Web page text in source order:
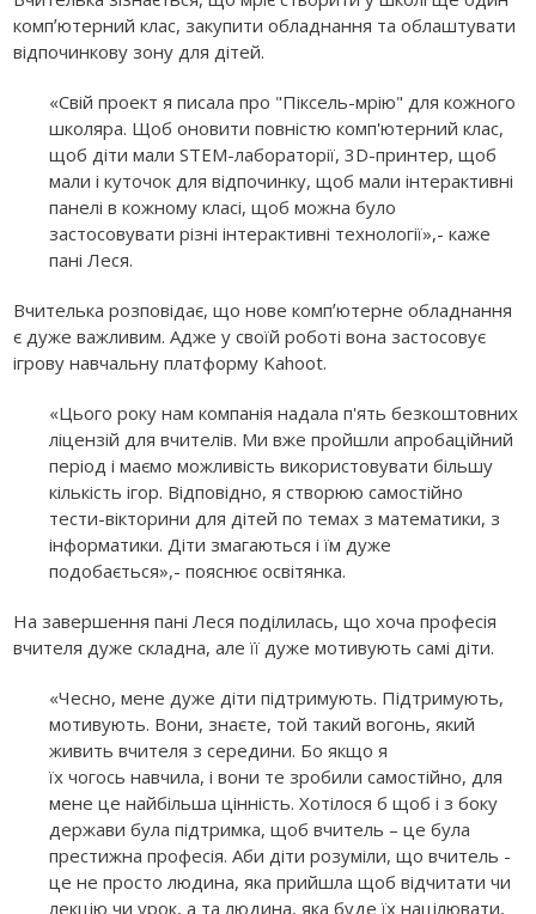
компʼютерний клас, закупити обладнання та облаштувати
відпочинкову зону для дітей.
«Свій проект я писала про "Піксель-мрію" для кожного
школяра. Щоб оновити повністю комп'ютерний клас,
щоб діти мали STEM-лабораторії, 3D-принтер, щоб
мали і куточок для відпочинку, щоб мали інтерактивні
панелі в кожному класі, щоб можна було
застосовувати різні інтерактивні технології»,- каже
пані Леся.
Вчителька розповідає, що нове компʼютерне обладнання
є дуже важливим. Адже у своїй роботі вона застосовує
ігрову навчальну платформу Kahoot.
«Цього року нам компанія надала п'ять безкоштовних
ліцензій для вчителів. Ми вже пройшли апробаційний
період і маємо можливість використовувати більшу
кількість ігор. Відповідно, я створюю самостійно
тести-вікторини для дітей по темах з математики, з
інформатики. Діти змагаються і їм дуже
подобається»,- пояснює освітянка.
На завершення пані Леся поділилась, що хоча професія
вчителя дуже складна, але її дуже мотивують самі діти.
«Чесно, мене дуже діти підтримують. Підтримують,
мотивують. Вони, знаєте, той такий вогонь, який
живить вчителя з середини. Бо якщо я
їх чогось навчила, і вони те зробили самостійно, для
мене це найбільша цінність. Хотілося б щоб і з боку
держави була підтримка, щоб вчитель – це була
престижна професія. Аби діти розуміли, що вчитель -
це не просто людина, яка прийшла щоб відчитати чи
лекцію чи урок, а та людина, яка буде їх націлювати,